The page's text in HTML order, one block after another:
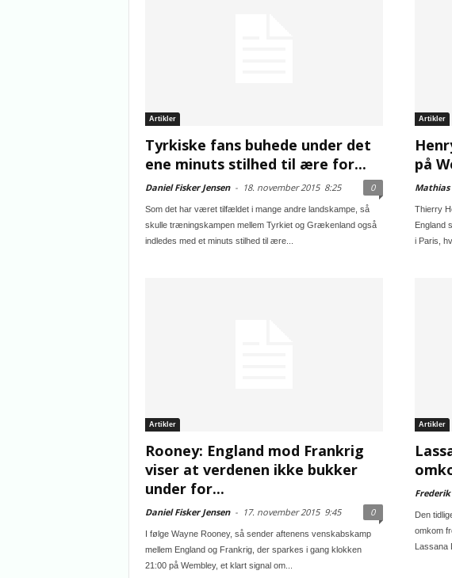
Artikler
Tyrkiske fans buhede under det
ene minuts stilhed til ære for...
Daniel Fisker Jensen - 18. november 20158:25 0
Som det har været tilfældet i mange andre landskampe, så
skulle træningskampen mellem Tyrkiet og Grækenland også
indledes med et minuts stilhed til ære...
Artikler
på
Mathias
Thierry
England
i Paris,
Artikler
Rooney: England mod Frankrig
viser at verdenen ikke bukker
under for...
Daniel Fisker Jensen - 17. november 20159:45 0
I følge Wayne Rooney, så sender aftenens venskabskamp
mellem England og Frankrig, der sparkes i gang klokken
21:00 på Wembley, et klart signal om...
Artikler
Den
omkom
Lassana